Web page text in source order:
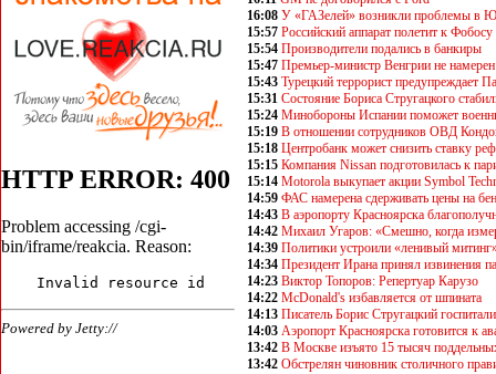
16:08 У «ГАЗелей» возникли проблемы в
15:57 Российский аппарат полетит к
15:54 Производители подались в банкиры
15:47 Премьер-министр Венгрии не намерен
15:43 Турецкий террорист предупреждает
15:31 Состояние Бориса Стругацкого
15:24 Минобороны Испании поможет
15:19 В отношении сотрудников ОВД
15:18 Центробанк может снизить ставку
15:15 Компания Nissan подготовилась к
15:14 Motorola выкупает акции Symbol
14:59 ФАС намерена сдерживать цены на
14:43 В аэропорту Красноярска
14:42 Михаил Угаров: «Смешно, когда
14:39 Политики устроили «ленивый
14:34 Президент Ирана принял извинения
14:23 Виктор Топоров: Репертуар Карузо
14:22 McDonald's избавляется от шпината
14:13 Писатель Борис Стругацкий
14:03 Аэропорт Красноярска готовится к
13:42 В Москве изъято 15 тысяч
13:42 Обстрелян чиновник столичного